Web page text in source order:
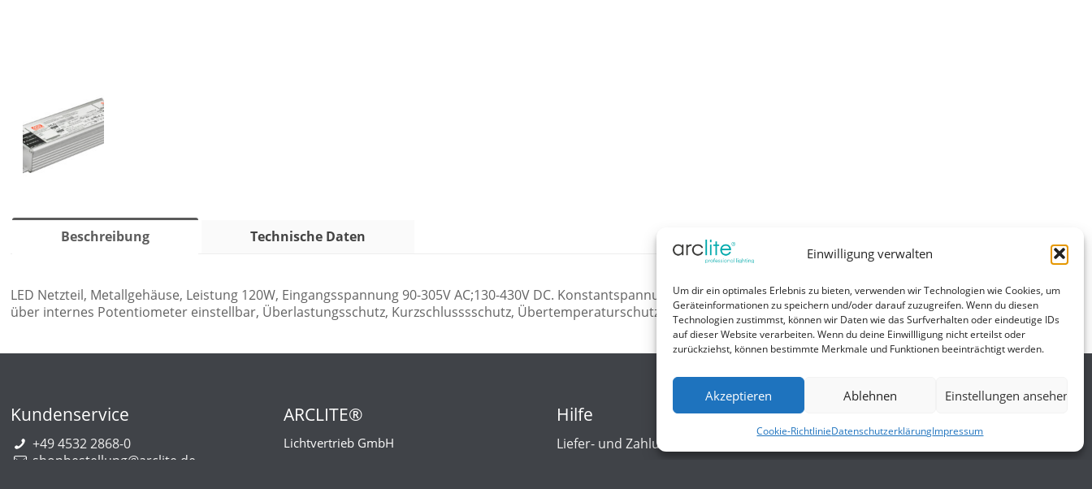
Einwilligung verwalten
Um dir ein optimales Erlebnis zu bieten, verwenden wir Technologien wie Cookies, um
Geräteinformationen zu speichern und/oder darauf zuzugreifen. Wenn du diesen
Technologien zustimmst, können wir Daten wie das Surfverhalten oder eindeutige IDs
auf dieser Website verarbeiten. Wenn du deine Einwillligung nicht erteilst oder
zurückziehst, können bestimmte Merkmale und Funktionen beeinträchtigt werden.
Akzeptieren Ablehnen Einstellungen ansehen
Cookie-RichtlinieDatenschutzerklärungImpressum
Beschreibung Technische Daten
LED Netzteil, Metallgehäuse, Leistung 120W, Eingangsspannung 90-305V AC;130-430V DC. Konstantspannungsausgang 12V. IP65. Ausgangsspannung und Strombegrenzung
über internes Potentiometer einstellbar, Überlastungsschutz, Kurzschlusssschutz, Übertemperaturschutz.
Kundenservice
+49 4532 2868-0
shopbestellung@arclite.de
ARCLITE®
Lichtvertrieb GmbH
Hilfe
Liefer- und Zahlungsbedingungen